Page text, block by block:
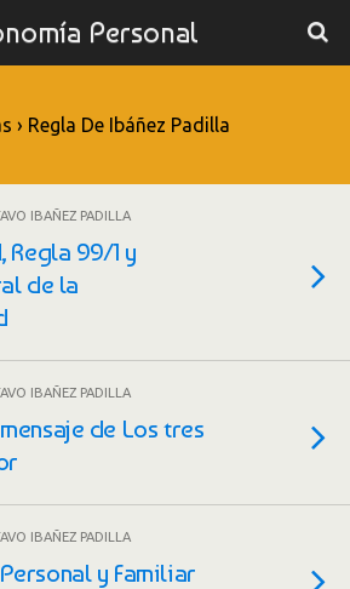
Personal
› Regla De Ibáñez Padilla
IBAÑEZ PADILLA
99/1 y
de la
IBAÑEZ PADILLA
de Los tres
IBAÑEZ PADILLA
y Familiar